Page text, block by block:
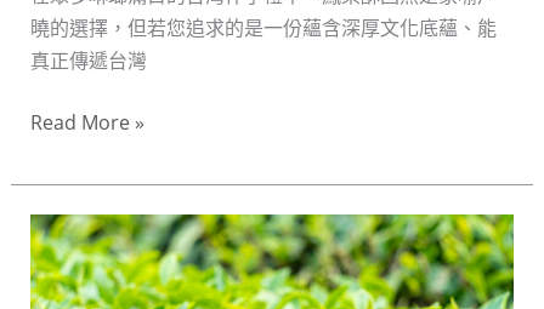
曉的選擇，但若您追求的是一份蘊含深厚文化底蘊、能
真正傳遞台灣
品
鑑
指
南
Read More »
品
味
昇